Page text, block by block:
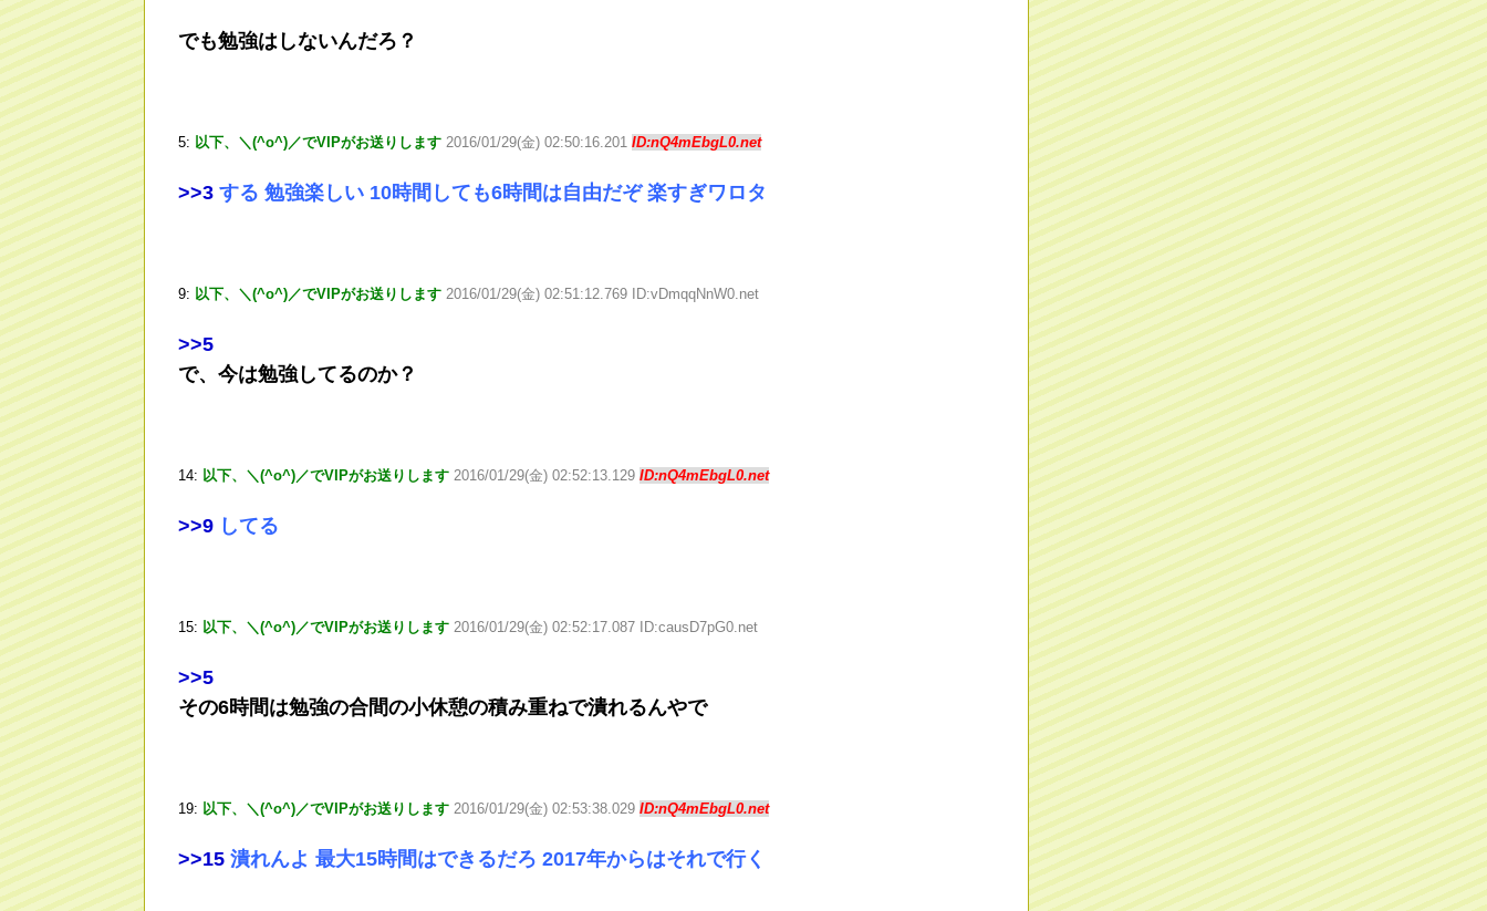
でも勉強はしないんだろ？
5: 以下、＼(^o^)／でVIPがお送りします 2016/01/29(金) 02:50:16.201 ID:nQ4mEbgL0.net
>>3 する 勉強楽しい 10時間しても6時間は自由だぞ 楽すぎワロタ
9: 以下、＼(^o^)／でVIPがお送りします 2016/01/29(金) 02:51:12.769 ID:vDmqqNnW0.net
>>5
で、今は勉強してるのか？
14: 以下、＼(^o^)／でVIPがお送りします 2016/01/29(金) 02:52:13.129 ID:nQ4mEbgL0.net
>>9 してる
15: 以下、＼(^o^)／でVIPがお送りします 2016/01/29(金) 02:52:17.087 ID:causD7pG0.net
>>5
その6時間は勉強の合間の小休憩の積み重ねで潰れるんやで
19: 以下、＼(^o^)／でVIPがお送りします 2016/01/29(金) 02:53:38.029 ID:nQ4mEbgL0.net
>>15 潰れんよ 最大15時間はできるだろ 2017年からはそれで行く